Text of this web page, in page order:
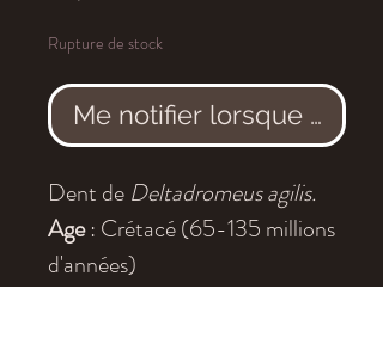
Rupture de stock
Me notifier lorsque cet
Dent de Deltadromeus agilis.
Age: Crétacé (65-135 millions
d'années)